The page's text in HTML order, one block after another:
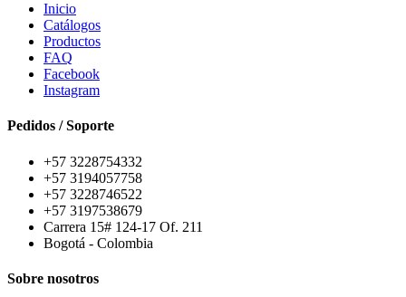
Inicio
Catálogos
Productos
FAQ
Facebook
Instagram
Pedidos / Soporte
+57 3228754332
+57 3194057758
+57 3228746522
+57 3197538679
Carrera 15# 124-17 Of. 211
Bogotá - Colombia
Sobre nosotros